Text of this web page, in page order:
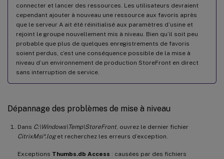
connecter et lancer des ressources. Les utilisateurs devraient
cependant ajouter à nouveau une ressource aux favoris après
que le serveur A ait été réinitialisé aux paramètres d’usine et
rejoint le groupe nouvellement mis à niveau. Bien qu’il soit peu
probable que plus de quelques enregistrements de favoris
soient perdus, c’est une conséquence possible de la mise à
niveau d’un environnement de production StoreFront en direct
sans interruption de service.
Dépannage des problèmes de mise à niveau
Dans C:\Windows\Temp\StoreFront, ouvrez le dernier fichier
CitrixMsi*.loget recherchez les erreurs d’exception.
Exceptions Thumbs.db Access : causées par des fichiers